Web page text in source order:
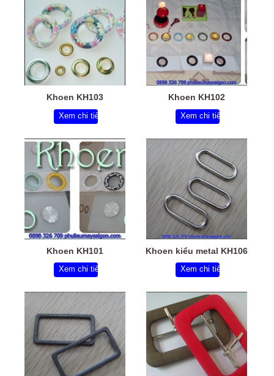
Khoen KH103
Xem chi tiết
Khoen KH102
Xem chi tiết
Khoen KH101
Xem chi tiết
Khoen kiểu metal KH106
Xem chi tiết